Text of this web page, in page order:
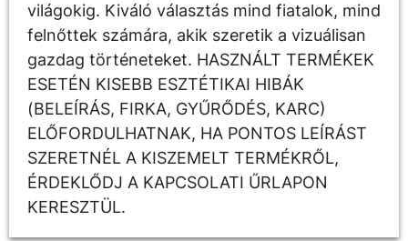
világokig. Kiváló választás mind fiatalok, mind
felnőttek számára, akik szeretik a vizuálisan
gazdag történeteket. HASZNÁLT TERMÉKEK
ESETÉN KISEBB ESZTÉTIKAI HIBÁK
(BELEÍRÁS, FIRKA, GYŰRŐDÉS, KARC)
ELŐFORDULHATNAK, HA PONTOS LEÍRÁST
SZERETNÉL A KISZEMELT TERMÉKRŐL,
ÉRDEKLŐDJ A KAPCSOLATI ŰRLAPON
KERESZTÜL.